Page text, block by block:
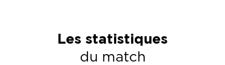
Les statistiques
du match